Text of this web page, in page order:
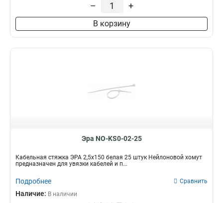
– +
В корзину
Эра NO-KS0-02-25
Кабельная стяжка ЭРА 2,5х150 белая 25 штук Нейлоновой хомут
предназначен для увязки кабелей и п...
Подробнее Сравнить
Наличие: В наличии